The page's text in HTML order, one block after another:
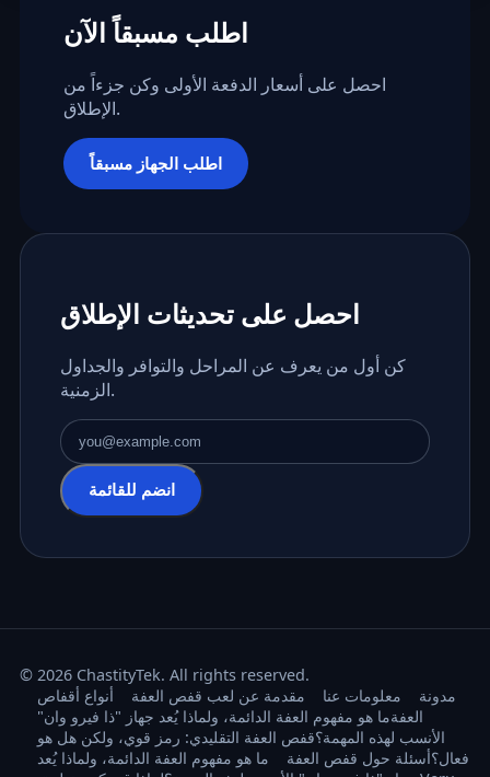
اطلب مسبقاً الآن
احصل على أسعار الدفعة الأولى وكن جزءاً من
الإطلاق.
اطلب الجهاز مسبقاً
احصل على تحديثات الإطلاق
كن أول من يعرف عن المراحل والتوافر والجداول
الزمنية.
عنوان البريد الإلكتروني
انضم للقائمة
© 2026 ChastityTek. All rights reserved.
مدونة
معلومات عنا مقدمة عن لعب قفص العفة
أنواع أقفاص
العفةما هو مفهوم العفة الدائمة، ولماذا يُعد جهاز "ذا فيرو وان"
الأنسب لهذه المهمة؟قفص العفة التقليدي: رمز قوي، ولكن هل هو
فعال؟أسئلة حول قفص العفة
ما هو مفهوم العفة الدائمة، ولماذا يُعد